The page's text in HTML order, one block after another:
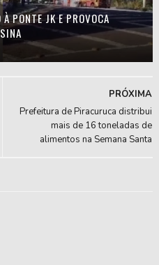
À PONTE JK E PROVOCA
PRÓXIMA
Prefeitura de Piracuruca distribui
mais de 16 toneladas de
alimentos na Semana Santa